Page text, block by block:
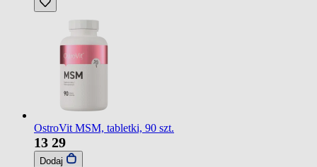
OstroVit MSM, tabletki, 90 szt.
13 29
Dodaj